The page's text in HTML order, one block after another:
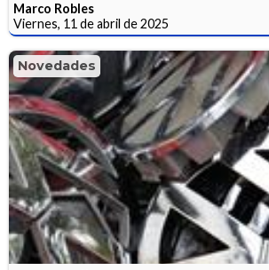
Marco Robles
Viernes, 11 de abril de 2025
Novedades